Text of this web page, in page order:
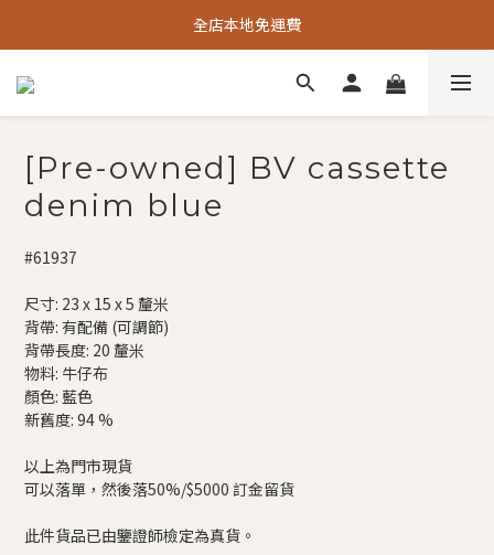
全店本地免運費
[Pre-owned] BV cassette
denim blue
#61937
尺寸: 23 x 15 x 5 釐米
背帶: 有配備 (可調節)
背帶長度: 20 釐米
物料: 牛仔布
顏色: 藍色
新舊度: 94 %
以上為門市現貨
可以落單，然後落50%/$5000 訂金留貨
此件貨品已由鑒證師檢定為真貨。